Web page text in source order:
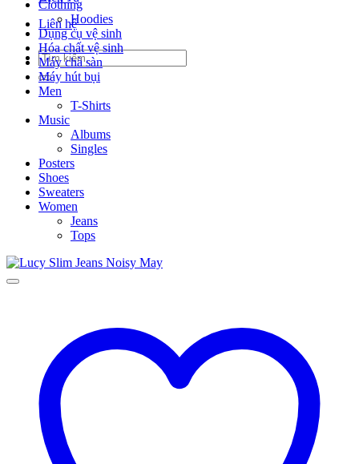
Liên hệ
Tìm
kiếm:
Clothing
Hoodies
Dụng cụ vệ sinh
Hóa chất vệ sinh
Máy chà sàn
Máy hút bụi
Men
T-Shirts
Music
Albums
Singles
Posters
Shoes
Sweaters
Women
Jeans
Tops